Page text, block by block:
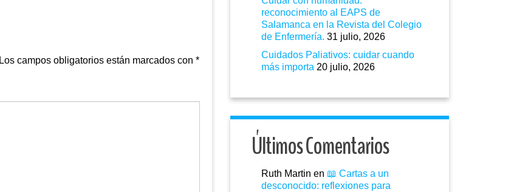
Los campos obligatorios están marcados con *
reconocimiento al EAPS de
Salamanca en la Revista del Colegio
de Enfermería. 31 julio, 2026
Cuidados Paliativos: cuidar cuando
más importa 20 julio, 2026
Últimos Comentarios
Ruth Martin en 📖 Cartas a un
desconocido: reflexiones para